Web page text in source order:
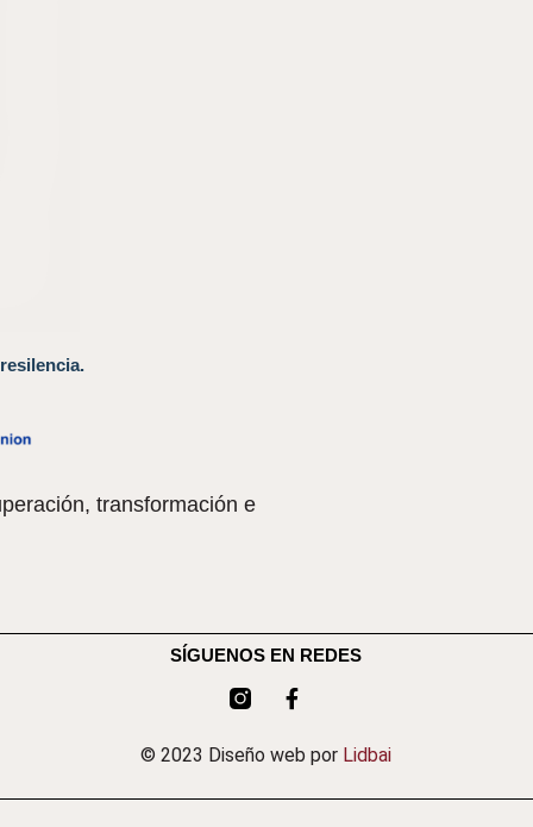
transformación e
SÍGUENOS EN REDES
© 2023 Diseño web por Lidbai